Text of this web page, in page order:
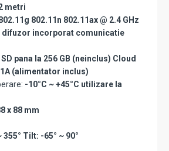
metri
802.11g 802.11n 802.11ax @ 2.4 GHz
incorporat comunicatie
pana la 256 GB (neinclus) Cloud
1A (alimentator inclus)
-10°C ~ +45°C utilizare la
x 88 mm
355° Tilt: -65° ~ 90°